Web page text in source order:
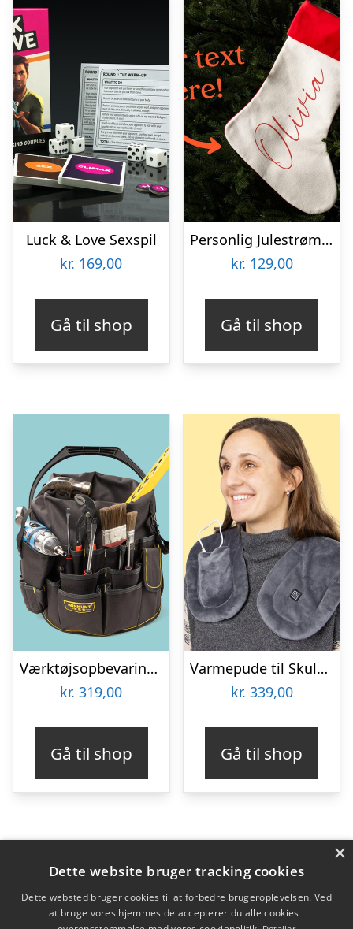
Luck & Love Sexspil
kr. 169,00
Gå til shop
Personlig Julestrømpe med Tekst
kr. 129,00
Gå til shop
Værktøjsopbevaring til spand
kr. 319,00
Gå til shop
Varmepude til Skuldre og Ryg – Zenkuru
kr. 339,00
Gå til shop
Varekategorier
Produkter
×
Dette website bruger tracking cookies
Dette websted bruger cookies til at forbedre brugeroplevelsen. Ved
at bruge vores hjemmeside accepterer du alle cookies i